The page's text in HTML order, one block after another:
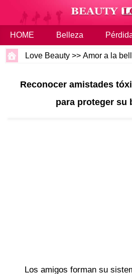
HOME Belleza
Love Beauty >>Amor a la
Reconocer amistades
para proteger su
Los amigos forman su